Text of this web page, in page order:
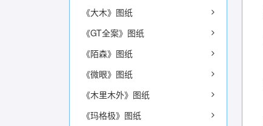
《大木》图纸
《GT全案》图纸
《陌森》图纸
《微眼》图纸
《木里木外》图纸
《玛格极》图纸